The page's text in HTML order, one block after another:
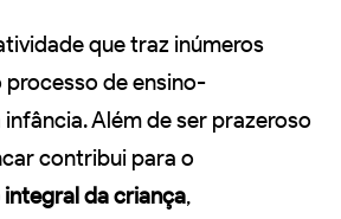
que traz inúmeros
de ensino-
Além de ser prazeroso
contribui para o
da criança,